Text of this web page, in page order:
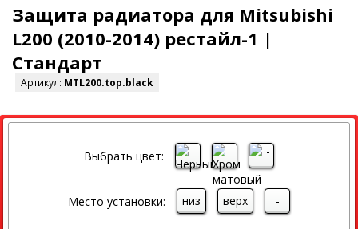
Защита радиатора для Mitsubishi
L200 (2010-2014) рестайл-1 |
Стандарт
Артикул: MTL200.top.black
СКИДКА
Выбрать цвет:
Место установки: низ верх -